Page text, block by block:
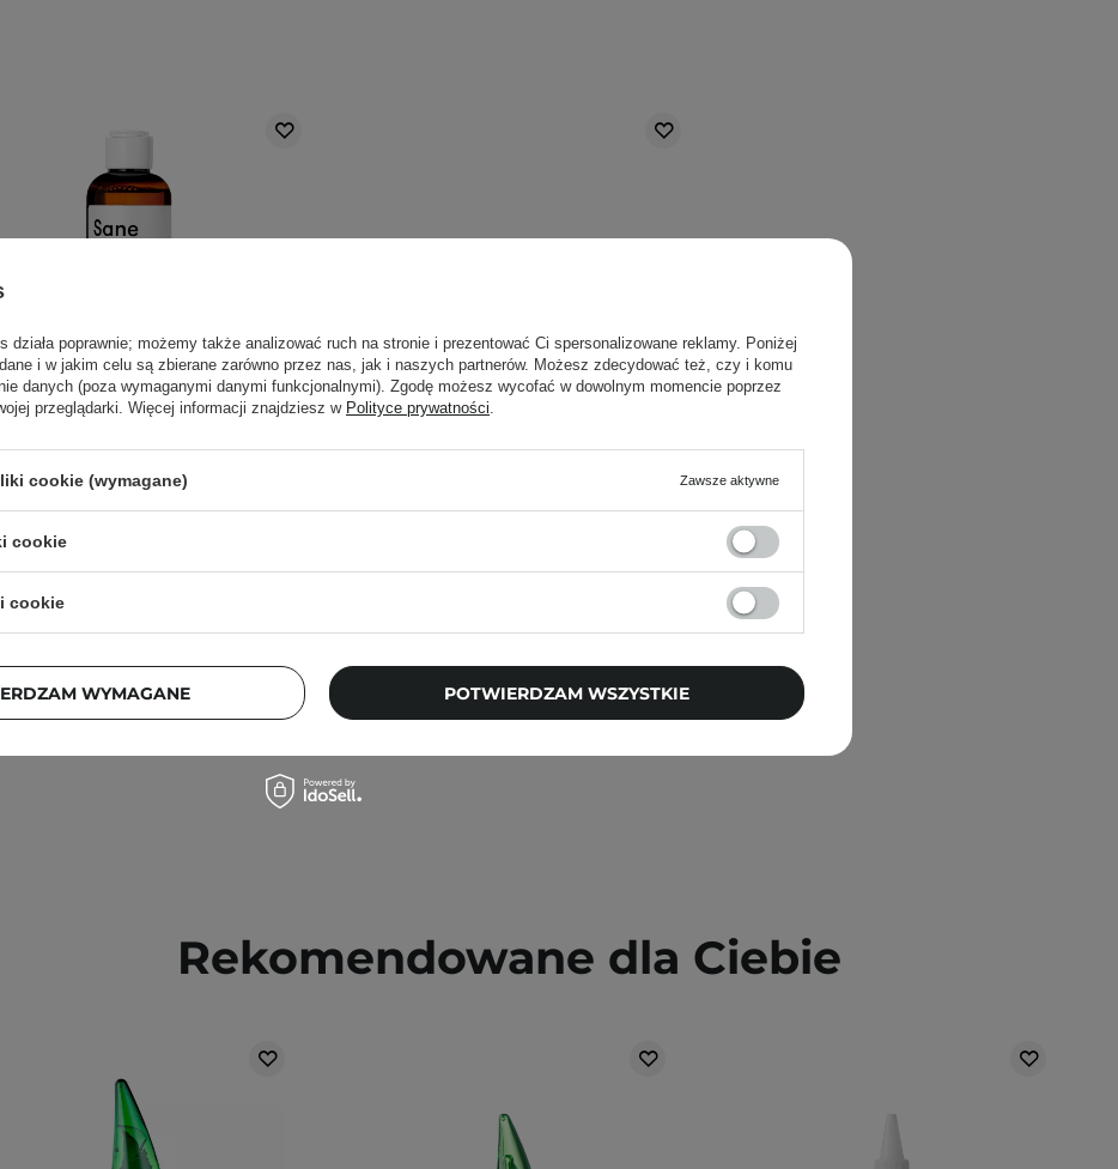
- Aloe Vera 2% + Probiotic
Face Toner - Łagodzący
25,00 zł
Frudia - My Orchard Aloe Real
35,00 zł
31,50 zł
Rekomendowane dla Ciebie
działa poprawnie; możemy także analizować ruch na stronie i prezentować Ci spersonalizowane reklamy. Poniżej
i w jakim celu są zbierane zarówno przez nas, jak i naszych partnerów. Możesz zdecydować też, czy i komu
danych (poza wymaganymi danymi funkcjonalnymi). Zgodę możesz wycofać w dowolnym momencie poprzez
przeglądarki. Więcej informacji znajdziesz w Polityce prywatności.
cookie (wymagane) Zawsze aktywne
cookie
cookie
WYMAGANE POTWIERDZAM WSZYSTKIE